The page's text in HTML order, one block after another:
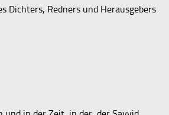
Dichters, Redners und Herausgebers